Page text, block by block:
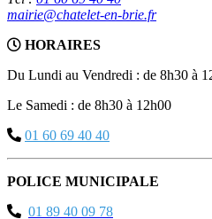
mairie@chatelet-en-brie.fr
HORAIRES
Du Lundi au Vendredi : de 8h30 à
Le Samedi : de 8h30 à 12h00
01 60 69 40 40
POLICE MUNICIPALE
01 89 40 09 78